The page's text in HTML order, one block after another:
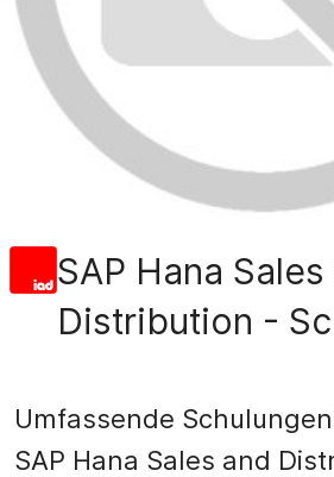
SAP Hana
Distribution -
Umfassende
SAP Hana Sales and